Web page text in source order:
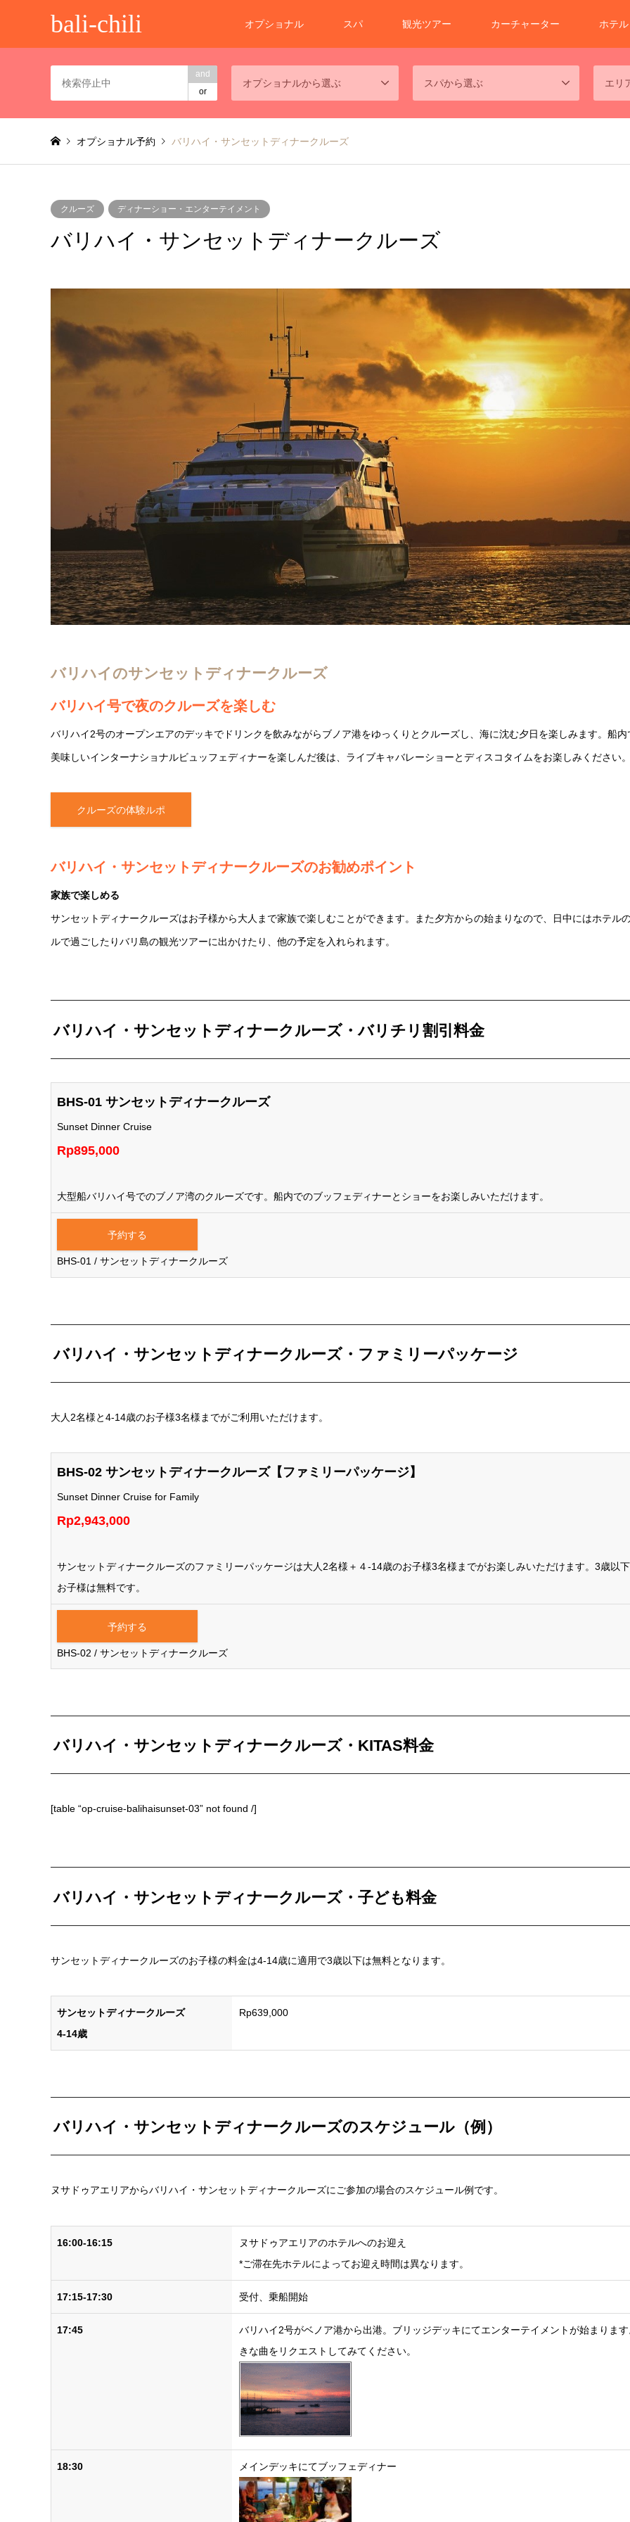
bali-chili オプショナル スパ 観光ツアー カーチャーター ホテル
and
or
オプショナルから選ぶ スパから選ぶ エリ
オプショナル予約 バリハイ・サンセットディナークルーズ
クルーズ ディナーショー・エンターテイメント
バリハイ・サンセットディナークルーズ
バリハイのサンセットディナークルーズ
バリハイ号で夜のクルーズを楽しむ
バリハイ2号のオープンエアのデッキでドリンクを飲みながらブノア港をゆっくりとクルーズし、海に沈む夕日を楽しみます。船内
美味しいインターナショナルビュッフェディナーを楽しんだ後は、ライブキャバレーショーとディスコタイムをお楽しみください
クルーズの体験ルポ
バリハイ・サンセットディナークルーズのお勧めポイント
家族で楽しめる
サンセットディナークルーズはお子様から大人まで家族で楽しむことができます。また夕方からの始まりなので、日中にはホテル
ルで過ごしたりバリ島の観光ツアーに出かけたり、他の予定を入れられます。
バリハイ・サンセットディナークルーズ・バリチリ割引料金
BHS-01 サンセットディナークルーズ
Sunset Dinner Cruise
Rp895,000
大型船バリハイ号でのブノア湾のクルーズです。船内でのブッフェディナーとショーをお楽しみいただけます。
予約する
BHS-01 / サンセットディナークルーズ
バリハイ・サンセットディナークルーズ・ファミリーパッケージ
大人2名様と4-14歳のお子様3名様までがご利用いただけます。
BHS-02 サンセットディナークルーズ【ファミリーパッケージ】
Sunset Dinner Cruise for Family
Rp2,943,000
サンセットディナークルーズのファミリーパッケージは大人2名様＋４-14歳のお子様3名様までがお楽しみいただけます。3歳以
お子様は無料です。
予約する
BHS-02 / サンセットディナークルーズ
バリハイ・サンセットディナークルーズ・KITAS料金
[table “op-cruise-balihaisunset-03” not found /]
バリハイ・サンセットディナークルーズ・子ども料金
サンセットディナークルーズのお子様の料金は4-14歳に適用で3歳以下は無料となります。
サンセットディナークルーズ
4-14歳
Rp639,000
バリハイ・サンセットディナークルーズのスケジュール（例）
ヌサドゥアエリアからバリハイ・サンセットディナークルーズにご参加の場合のスケジュール例です。
16:00-16:15
ヌサドゥアエリアのホテルへのお迎え
*ご滞在先ホテルによってお迎え時間は異なります。
17:15-17:30 受付、乗船開始
17:45
バリハイ2号がベノア港から出港。ブリッジデッキにてエンターテイメントが始まりま
きな曲をリクエストしてみてください。
18:30 メインデッキにてブッフェディナー